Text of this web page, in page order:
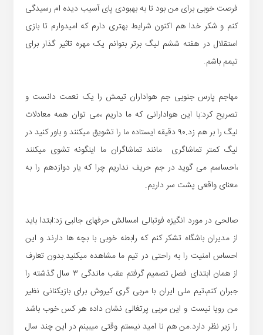
فرصت خوبی برای من بود تا به بهبودی پای آسیب دیده ام رسیدگی
کنم و شکر خدا هم اکنون شرایط بهتری دارم که امیدوارم تا بازی
استقلال در هفته ششم لیگ برتر بتوانم یک مهره تاثیر گذار برای
تیمم باشم.
مهاجم پارس جنوبی جم هواداران تیمش را یک نعمت دانست و
تصریح کرد:با این هوادارانی که ما داریم ،می توان همه معادلات
لیگ را بر هم زد.۹۰ دقیقه ایستاده ما را تشویق میکنند و باور کنید در
لیگ کمتر تماشاگری مانند تماشاگران ما اینگونه تشوی میکنند
،احساسم می گوید در جم حریف نداریم چرا که یار دوازدهم را به
معنای واقعی پشت سر داریم.
صالحی در مورد انگیزه فوتبالی امسالش حرفهای جالبی زد:ابتدا باید
از مدیران باشگاه تشکر کنم که رابطه خوبی با بچه ها دارند و این
احساس امنیت را به راحتی در تیم ما مشاهده میکنید.بدون تعارف
از همان ابتدای فصل تصمیم گرفتم عقب ماندگی ۳ سال گذشته را
جبران کنم،تیم ملی ایران با مربی گری کیروش برای بازیکنانی نظیر
من رویا نیست و این مربی پرتغالی نشان داده هر کس خوب باشد
را زیر نظر دارد.من هم نا امید نیستم وقتی میبینم در این چند سال